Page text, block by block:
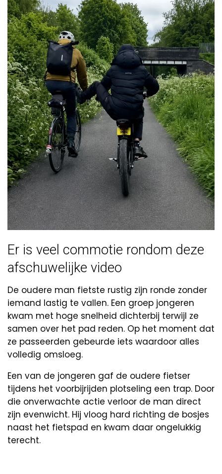
Er is veel commotie rondom deze
afschuwelijke video
De oudere man fietste rustig zijn ronde zonder
iemand lastig te vallen. Een groep jongeren
kwam met hoge snelheid dichterbij terwijl ze
samen over het pad reden. Op het moment dat
ze passeerden gebeurde iets waardoor alles
volledig omsloeg.
Een van de jongeren gaf de oudere fietser
tijdens het voorbijrijden plotseling een trap. Door
die onverwachte actie verloor de man direct
zijn evenwicht. Hij vloog hard richting de bosjes
naast het fietspad en kwam daar ongelukkig
terecht.